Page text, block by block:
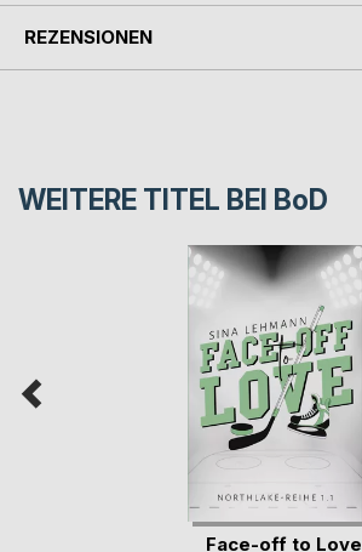
REZENSIONEN
WEITERE TITEL BEI BoD
Face-off to Love